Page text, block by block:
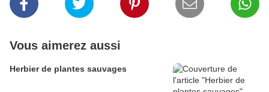
Vous aimerez aussi
Herbier de plantes sauvages